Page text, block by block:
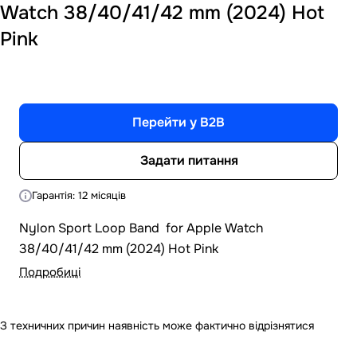
Watch 38/40/41/42 mm (2024) Hot
Pink
Перейти у B2B
Задати питання
Гарантія: 12 місяців
Nylon Sport Loop Band for Apple Watch
38/40/41/42 mm (2024) Hot Pink
Подробиці
З техничних причин наявність може фактично відрізнятися